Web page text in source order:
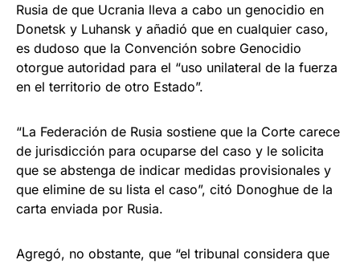
Rusia de que Ucrania lleva a cabo un genocidio en
Donetsk y Luhansk y añadió que en cualquier caso,
es dudoso que la Convención sobre Genocidio
otorgue autoridad para el “uso unilateral de la fuerza
en el territorio de otro Estado”.
“La Federación de Rusia sostiene que la Corte carece
de jurisdicción para ocuparse del caso y le solicita
que se abstenga de indicar medidas provisionales y
que elimine de su lista el caso”, citó Donoghue de la
carta enviada por Rusia.
Agregó, no obstante, que “el tribunal considera que